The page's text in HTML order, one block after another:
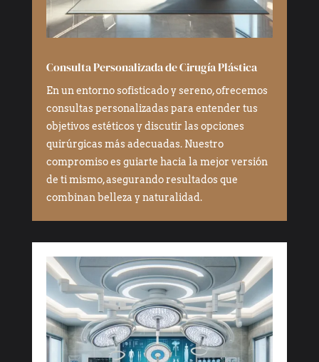
Consulta Personalizada de Cirugía Plástica
En un entorno sofisticado y sereno, ofrecemos
consultas personalizadas para entender tus
objetivos estéticos y discutir las opciones
quirúrgicas más adecuadas. Nuestro
compromiso es guiarte hacia la mejor versión
de ti mismo, asegurando resultados que
combinan belleza y naturalidad.